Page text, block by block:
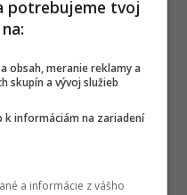
potrebujeme tvoj
obsah, meranie reklamy a
skupín a vývoj služieb
k informáciám na zariadení
a informácie z vášho